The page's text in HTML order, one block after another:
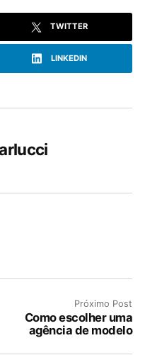
TWITTER
LINKEDIN
Próximo Post
Como escolher uma
agência de modelo